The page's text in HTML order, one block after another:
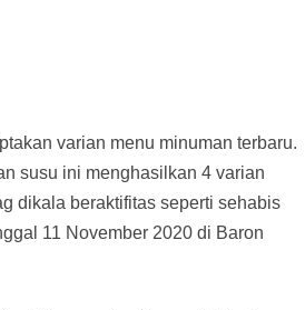
varian menu minuman terbaru.
susu ini menghasilkan 4 varian
dikala beraktifitas seperti sehabis
11 November 2020 di Baron